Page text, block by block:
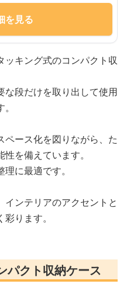
を見る
ッキング式のコンパクト収
な段だけを取り出して使用
ース化を図りながら、た
を備えています。
に最適です。
インテリアのアクセントと
ります。
パクト収納ケース